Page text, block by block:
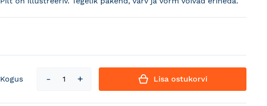
Kogus Lisa ostukorvi